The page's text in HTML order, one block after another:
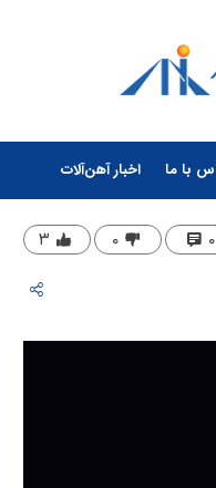
با ما اخبار آهن‌آلات
۰ ۰ ۳